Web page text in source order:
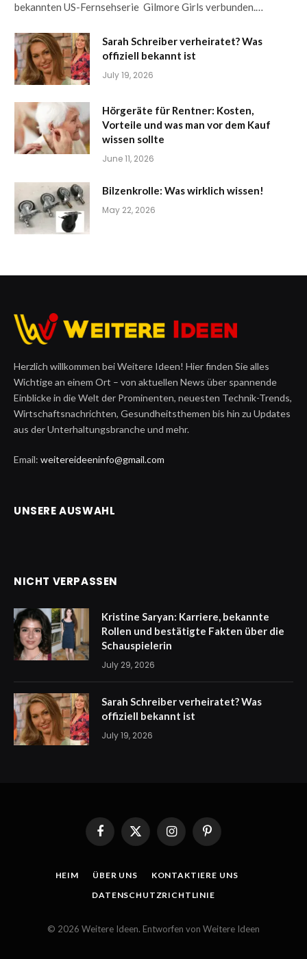
bekannten US-Fernsehserie Gilmore Girls verbunden.…
Sarah Schreiber verheiratet? Was
offiziell bekannt ist
July 19, 2026
Hörgeräte für Rentner: Kosten,
Vorteile und was man vor dem Kauf
wissen sollte
June 11, 2026
Bilzenkrolle: Was wirklich wissen!
May 22, 2026
Herzlich willkommen bei Weitere Ideen! Hier finden Sie alles
Wichtige an einem Ort – von aktuellen News über spannende
Einblicke in die Welt der Prominenten, neuesten Technik-Trends,
Wirtschaftsnachrichten, Gesundheitsthemen bis hin zu Updates
aus der Unterhaltungsbranche und mehr.
Email: weitereideeninfo@gmail.com
UNSERE AUSWAHL
NICHT VERPASSEN
Kristine Saryan: Karriere, bekannte
Rollen und bestätigte Fakten über die
Schauspielerin
July 29, 2026
Sarah Schreiber verheiratet? Was
offiziell bekannt ist
July 19, 2026
FacebookX
InstagramPinterest
HEIM ÜBER UNS
KONTAKTIERE UNS
DATENSCHUTZRICHTLINIE
© 2026 Weitere Ideen. Entworfen von Weitere Ideen